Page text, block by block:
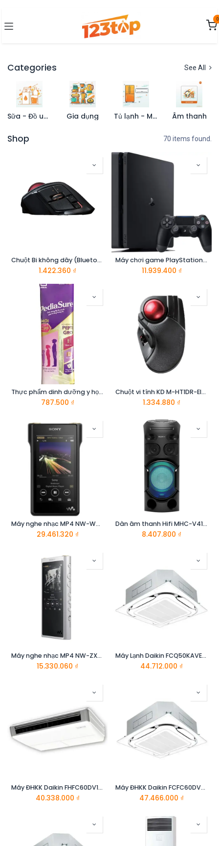
0
Categories See All
Sữa - Đồ uống Gia dụng Tủ lạnh - Máy lạnh Âm thanh
Shop 70 items found.
Chuột Bi không dây (Bluetooth/Wireless 2.4GHz) 1500dpi ELECOM M-DPT1MRBK
1.422.360 ₫
Máy chơi game PlayStation 4 CUH-2218xx - Sony
11.939.400 ₫
Thực phẩm dinh dưỡng y học cho trẻ 1-10 tuổi : Pediasure hương vani 48.6g
787.500 ₫
Chuột vi tính KD M-HT1DR-Elecom
1.334.880 ₫
Máy nghe nhạc MP4 NW-WM1 A - Sony
29.461.320 ₫
Dàn âm thanh Hifi MHC-V41D//C SP6 - Sony
8.407.800 ₫
Máy nghe nhạc MP4 NW-ZX300 E - Sony
15.330.060 ₫
Máy Lạnh Daikin FCQ50KAVEA/RZR50MVMV
44.712.000 ₫
Máy ĐHKK Daikin FHFC60DV1/RZFC60DVM+BRC2E61
40.338.000 ₫
Máy ĐHKK Daikin FCFC60DVM/RZFC60DVM
47.466.000 ₫